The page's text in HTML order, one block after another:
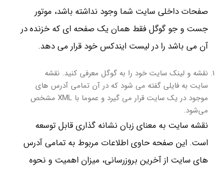
صفحات داخلی سایت شما وجود نداشته باشد، موتور
جست و جو گوگل فقط همان یک صفحه ای که خزنده در
آن می باشد را در لیست ایندکس خود قرار می دهد.
نقشه و لینک سایت خود را به گوگل معرفی کنید. نقشه
سایت به فایلی گفته می شود که در آن تمامی آدرس های
موجود در یک سایت قرار می گیرد و عموما با XML مشخص
می‌شود.
نقشه سایت به معنای زبان نشانه گذاری قابل توسعه
است. این صفحه حاوی اطلاعات مربوط به تمامی آدرس
های سایت از آخرین بروزرسانی، میزان اهمیت و نحوه